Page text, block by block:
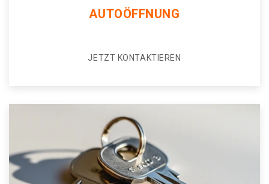
AUTOÖFFNUNG
JETZT KONTAKTIEREN